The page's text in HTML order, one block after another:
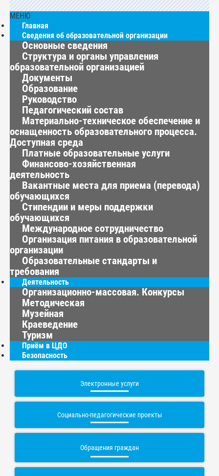
МЕНЮ
Главная
Сведения об образовательной организации
Основные сведения
Структура и органы управления
образовательной организацией
Документы
Образование
Руководство
Педагогический состав
Материально-техническое обеспечение и
оснащенность образовательного процесса.
Доступная среда
Платные образовательные услуги
Финансово-хозяйственная
деятельность
Вакантные места для приема (перевода)
обучающихся
Стипендии и меры поддержки
обучающихся
Международное сотрудничество
Организация питания в образовательной
организации
Образовательные стандарты и
требования
Деятельность
Организационно-массовая. Конкурсы
Методическая
Музейная
Краеведение
Туризм
Приём в ЦДО
Безопасность
Электронные услуги
Социально-педагогические проекты
Обращения граждан